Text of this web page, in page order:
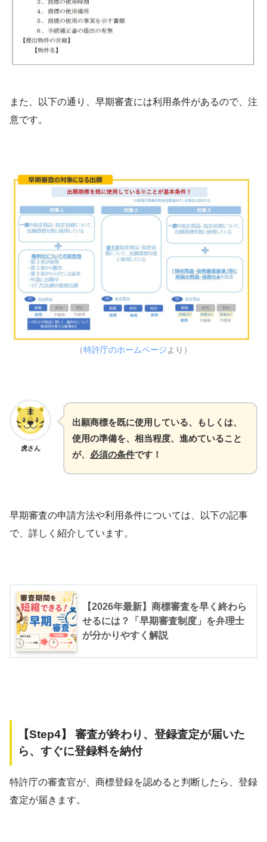
また、以下の通り、早期審査には利用条件があるので、注
意です。
（特許庁のホームページより）
虎さん
出願商標を既に使用している、もしくは、
使用の準備を、相当程度、進めていること
が、 必須の条件です！
早期審査の申請方法や利用条件については、以下の記事
で、詳しく紹介しています。
【2026年最新】商標審査を早く終わら
せるには？「早期審査制度」を弁理士
が分かりやすく解説
【Step4】 審査が終わり、登録査定が届いた
ら、すぐに登録料を納付
特許庁の審査官が、商標登録を認めると判断したら、登録
査定が届きます。